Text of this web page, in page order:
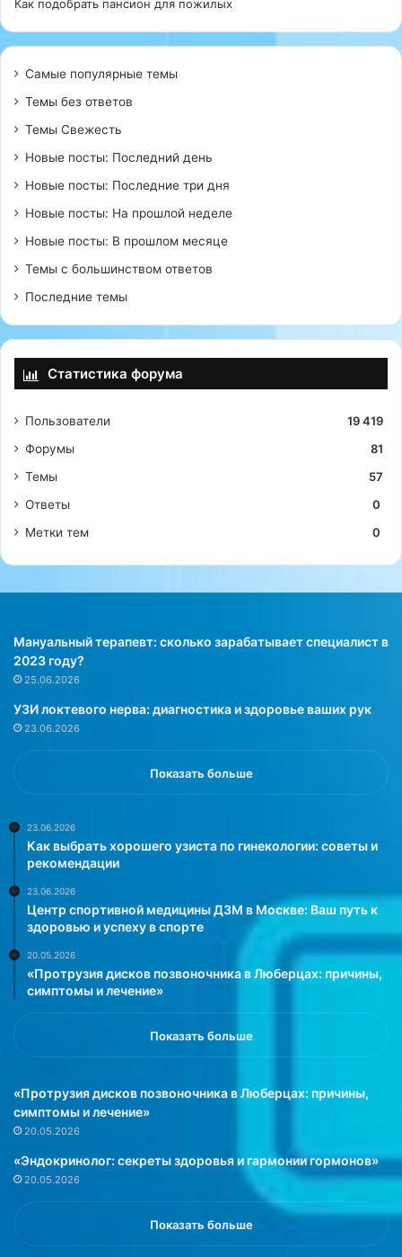
Как подобрать пансион для пожилых
Самые популярные темы
Темы без ответов
Темы Свежесть
Новые посты: Последний день
Новые посты: Последние три дня
Новые посты: На прошлой неделе
Новые посты: В прошлом месяце
Темы с большинством ответов
Последние темы
Статистика форума
Пользователи
19 419
Форумы
81
Темы
57
Ответы
0
Метки тем
0
Мануальный терапевт: сколько зарабатывает специалист в
2023 году?
25.06.2026
УЗИ локтевого нерва: диагностика и здоровье ваших рук
23.06.2026
Показать больше
23.06.2026
Как выбрать хорошего узиста по гинекологии: советы и
рекомендации
23.06.2026
Центр спортивной медицины ДЗМ в Москве: Ваш путь к
здоровью и успеху в спорте
20.05.2026
«Протрузия дисков позвоночника в Люберцах: причины,
симптомы и лечение»
Показать больше
«Протрузия дисков позвоночника в Люберцах: причины,
симптомы и лечение»
20.05.2026
«Эндокринолог: секреты здоровья и гармонии гормонов»
20.05.2026
Показать больше